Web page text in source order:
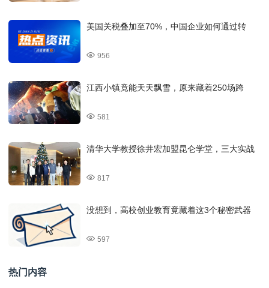
美国关税叠加至70%，中国企业如何通过转
956
江西小镇竟能天天飘雪，原来藏着250场跨
581
清华大学教授徐井宏加盟昆仑学堂，三大实战
817
没想到，高校创业教育竟藏着这3个秘密武器
597
热门内容